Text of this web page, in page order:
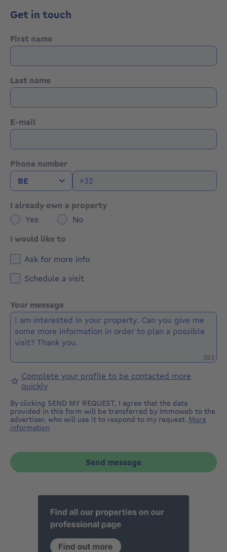
Get in touch
First name
Last name
E-mail
Phone number
I already own a property
Yes
No
I would like to
Ask for more info
Schedule a visit
Your message
383
Complete your profile to be contacted more
quickly
By clicking SEND MY REQUEST, I agree that the data
provided in this form will be transferred by Immoweb to the
advertiser, who will use it to respond to my request. More
information
Send message